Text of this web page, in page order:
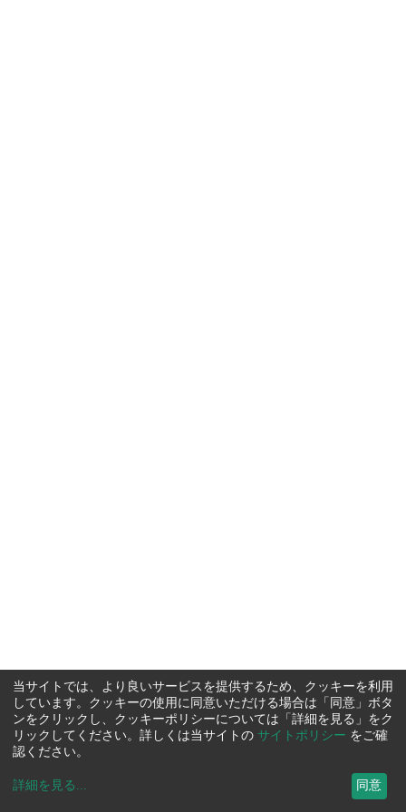
当サイトでは、より良いサービスを提供するため、クッキーを利用
しています。クッキーの使用に同意いただける場合は「同意」ボタ
ンをクリックし、クッキーポリシーについては「詳細を見る」をク
リックしてください。詳しくは当サイトの サイトポリシー をご確
認ください。
詳細を見る ... 同意